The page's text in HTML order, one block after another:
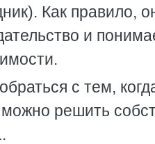
Как правило,
и
с тем,
решить